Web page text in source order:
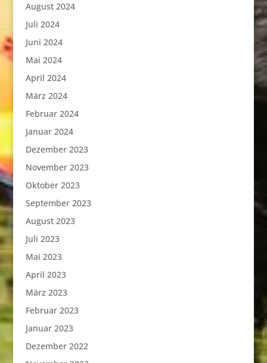
August 2024
Juli 2024
Juni 2024
Mai 2024
April 2024
März 2024
Februar 2024
Januar 2024
Dezember 2023
November 2023
Oktober 2023
September 2023
August 2023
Juli 2023
Mai 2023
April 2023
März 2023
Februar 2023
Januar 2023
Dezember 2022